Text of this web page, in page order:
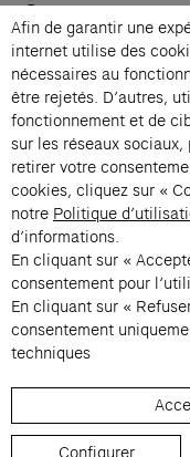
Contacts
Membership
Press
Private events
Change
Subscribe to
Fondation Cartier uses
You can unsubscribe at
information, see our
Instagram (opens
Facebook (opens
Pinterest
Youtube
Spotify
LinkedIn
© 2026 Fondation
Afin de garantir une
internet utilise des
nécessaires au
être rejetés. D’autres,
fonctionnement et de
sur les réseaux
retirer votre
cookies, cliquez sur «
notre Politique
d’informations.
En cliquant sur «
consentement pour
En cliquant sur «
consentement
techniques
Configurer